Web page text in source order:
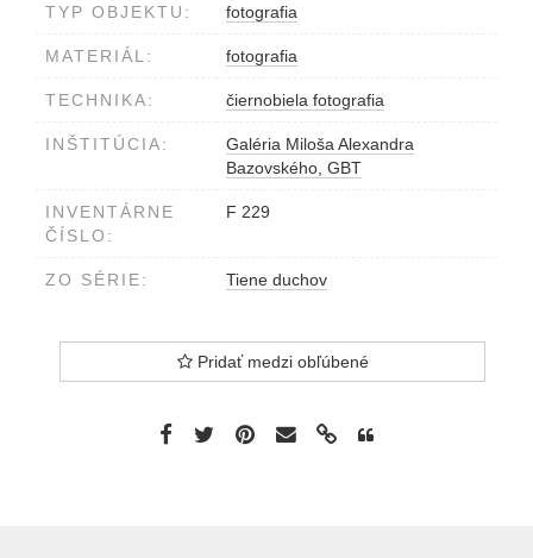
TYP OBJEKTU: fotografia
MATERIÁL: fotografia
TECHNIKA: čiernobiela fotografia
INŠTITÚCIA:
Galéria Miloša Alexandra
Bazovského, GBT
INVENTÁRNE
ČÍSLO:
F 229
ZO SÉRIE: Tiene duchov
Pridať medzi obľúbené